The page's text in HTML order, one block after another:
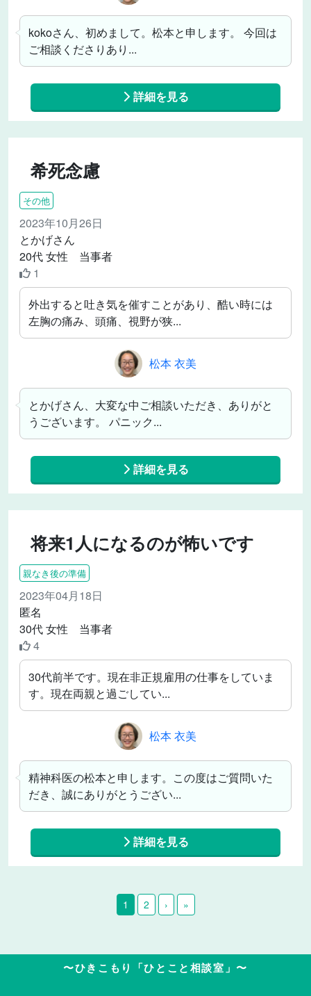
kokoさん、初めまして。松本と申します。 今回は
ご相談くださりあり...
詳細を見る
希死念慮
その他
2023年10月26日
とかげさん
20代 女性 当事者
1
外出すると吐き気を催すことがあり、酷い時には
左胸の痛み、頭痛、視野が狭...
松本 衣美
とかげさん、大変な中ご相談いただき、ありがと
うございます。 パニック...
詳細を見る
将来1人になるのが怖いです
親なき後の準備
2023年04月18日
匿名
30代 女性 当事者
4
30代前半です。現在非正規雇用の仕事をしていま
す。現在両親と過ごしてい...
松本 衣美
精神科医の松本と申します。この度はご質問いた
だき、誠にありがとうござい...
詳細を見る
1 2 › »
〜ひきこもり「ひとこと相談室」〜